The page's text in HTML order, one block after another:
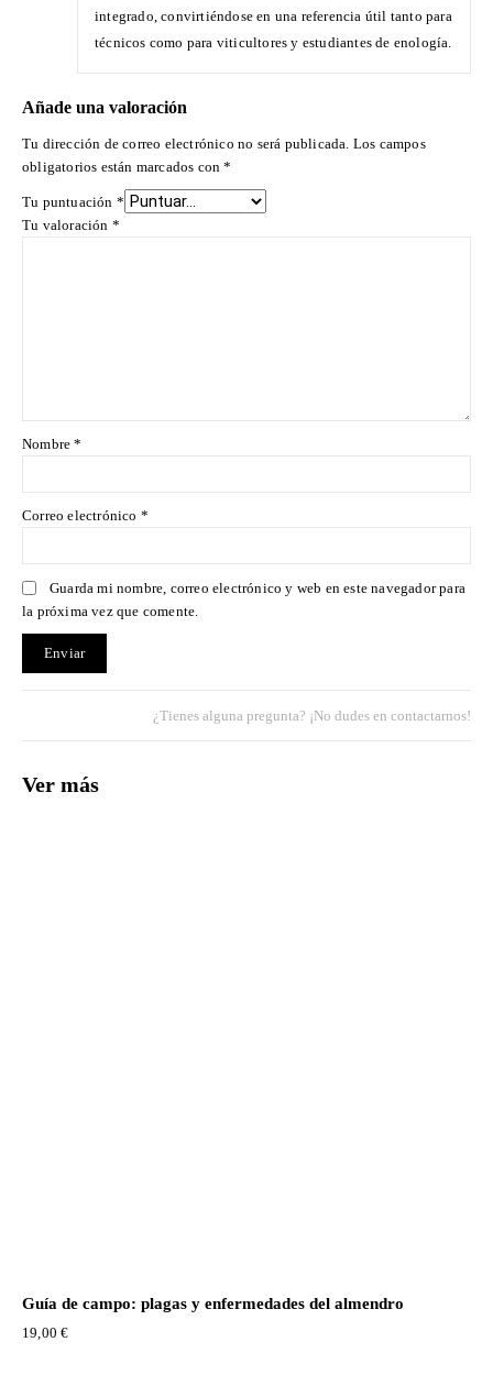
integrado, convirtiéndose en una referencia útil tanto para
técnicos como para viticultores y estudiantes de enología.
Añade una valoración
Tu dirección de correo electrónico no será publicada. Los campos
obligatorios están marcados con*
Tu puntuación *
Tu valoración *
Nombre*
Correo electrónico *
Guarda mi nombre, correo electrónico y web en este navegador para
la próxima vez que comente.
¿Tienes alguna pregunta? ¡No dudes en contactarnos!
Ver más
Guía de campo: plagas y enfermedades del almendro
19,00€